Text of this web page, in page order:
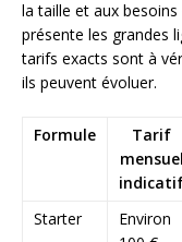
la taille et aux
présente les grandes
tarifs exacts sont à
ils peuvent évoluer.
Formule
Tarif
mensuel
Starter
Environ